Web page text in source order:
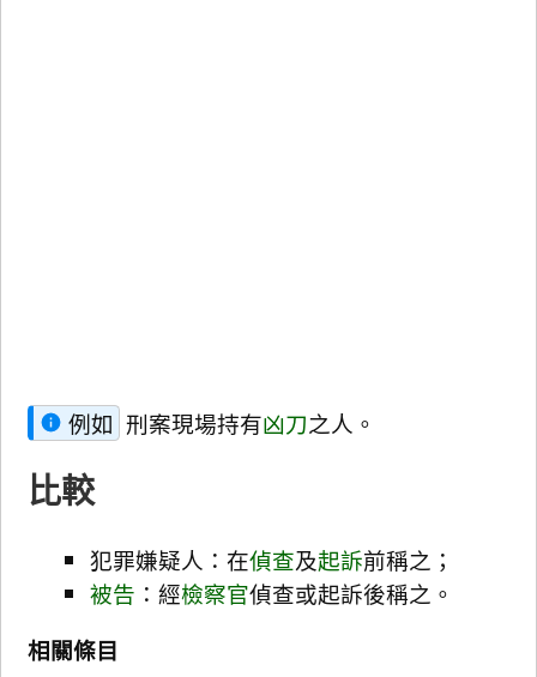
例如 刑案現場持有凶刀之人。
比較
犯罪嫌疑人：在偵查及起訴前稱之；
被告 ：經檢察官偵查或起訴後稱之。
相關條目